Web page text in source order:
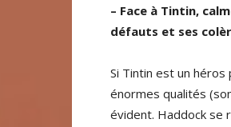
– Face à Tintin,
défauts et ses
Si Tintin est un
énormes qualités
évident. Haddock se